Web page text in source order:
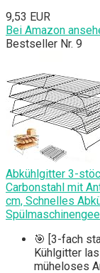
9,53 EUR
Bei Amazon
Bestseller Nr. 9
Abkühlgitter 3-
Carbonstahl mit
cm, Schnelles
🎯 [3-fach
Kühlgitter
müheloses